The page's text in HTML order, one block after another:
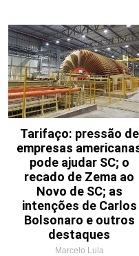
Tarifaço: pressão de
empresas
pode ajudar SC; o
recado de Zema ao
Novo de SC; as
intenções de Carlos
Bolsonaro e outros
destaques
Marcelo Lula